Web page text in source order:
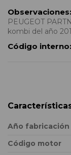
Observaciones:
PEUGEOT
kombi del año
Código interno:
Año fabricación
Código motor